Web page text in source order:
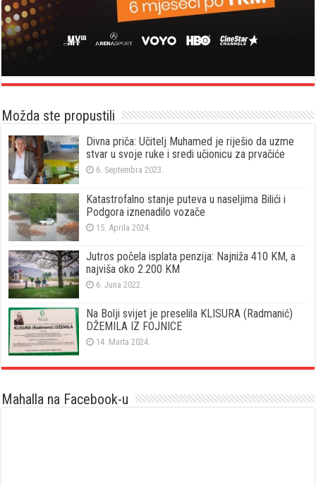
Možda ste propustili
Divna priča: Učitelj Muhamed je riješio da uzme
stvar u svoje ruke i sredi učionicu za prvačiće
6. Septembra 2023.
Katastrofalno stanje puteva u naseljima Bilići i
Podgora iznenadilo vozače
15. Aprila 2024.
Jutros počela isplata penzija: Najniža 410 KM, a
najviša oko 2.200 KM
6. Juna 2022.
Na Bolji svijet je preselila KLISURA (Radmanić)
DŽEMILA IZ FOJNICE
14. Marta 2024.
Mahalla na Facebook-u